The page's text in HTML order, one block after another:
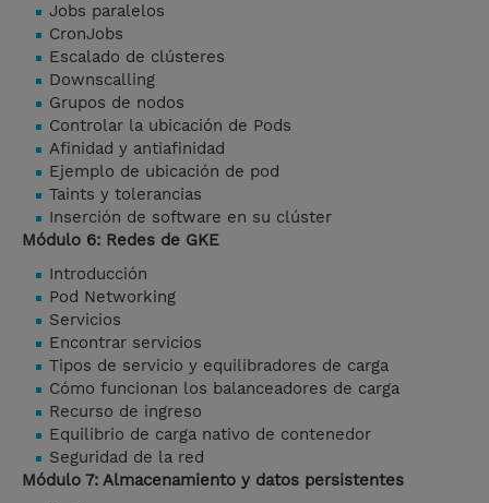
Jobs paralelos
CronJobs
Escalado de clústeres
Downscalling
Grupos de nodos
Controlar la ubicación de Pods
Afinidad y antiafinidad
Ejemplo de ubicación de pod
Taints y tolerancias
Inserción de software en su clúster
Módulo 6: Redes de GKE
Introducción
Pod Networking
Servicios
Encontrar servicios
Tipos de servicio y equilibradores de carga
Cómo funcionan los balanceadores de carga
Recurso de ingreso
Equilibrio de carga nativo de contenedor
Seguridad de la red
Módulo 7: Almacenamiento y datos persistentes